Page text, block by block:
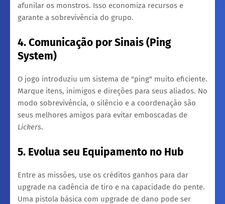
afunilar os monstros. Isso economiza recursos e
garante a sobrevivência do grupo.
4. Comunicação por Sinais (Ping
System)
​O jogo introduziu um sistema de "ping" muito eficiente.
Marque itens, inimigos e direções para seus aliados. No
modo sobrevivência, o silêncio e a coordenação são
seus melhores amigos para evitar emboscadas de
Lickers.
5. Evolua seu Equipamento no Hub
​Entre as missões, use os créditos ganhos para dar
upgrade na cadência de tiro e na capacidade do pente.
Uma pistola básica com upgrade de dano pode ser